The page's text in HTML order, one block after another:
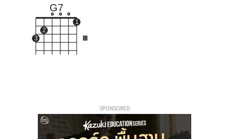
G7
3
2
o o o
1
SPONSORED